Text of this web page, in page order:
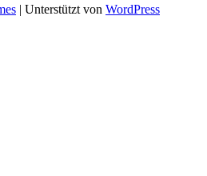
| Unterstützt von WordPress